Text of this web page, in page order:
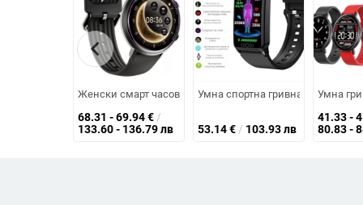
Женски смарт часовник с AMOLED дисплей, измерване
68.31 - 69.94€ /
133.60 - 136.79 лв
Умна спортна гривна за
53.14€ / 103.93 лв
Умна
41.33 -
80.83 -
chevron_left